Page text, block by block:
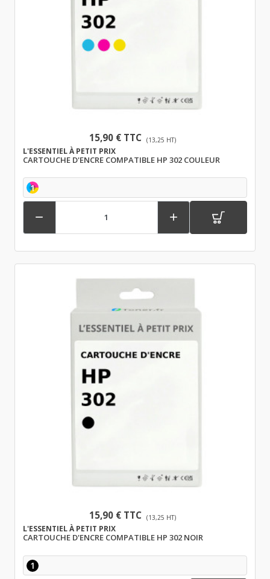
15,90 € TTC (13,25 HT)
L'ESSENTIEL À PETIT PRIX
CARTOUCHE D'ENCRE COMPATIBLE HP 302 COULEUR
1
 
15,90 € TTC (13,25 HT)
L'ESSENTIEL À PETIT PRIX
CARTOUCHE D'ENCRE COMPATIBLE HP 302 NOIR
1